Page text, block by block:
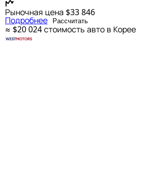
Рыночная цена $33 846
Подробнее Рассчитать
≈ $20 024стоимость авто в Корее